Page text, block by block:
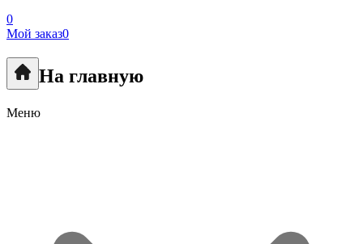
0
Мой заказ0
На главную
Меню